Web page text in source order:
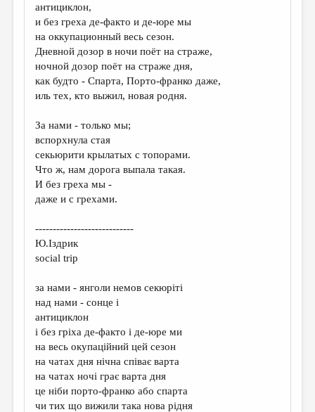
ОТДЕЛЫ И РУБРИКИ
ИЗБРАННОЕ
ДАЙДЖЕСТ
ПРОИЗВЕДЕНИЯ
ПЕРЕВОДЫ
КОНКУРСЫ
ДЕТСКАЯ КОМНАТА
КНИЖНАЯ ПОЛКА
ОБЗОР ЛИТЕРАТУРЫ
СТРАНИЦЫ ПАМЯТИ
ОБЪЯВЛЕНИЯ
РЕДКОЛЛЕГИЯ
ОТ РЕДАКЦИИ
МАЛАЯ ПРОЗА
ЭССЕИСТИКА
ЛИТЕРАТУРОВЕДЕНИЕ
антициклон,
и без греха де-факто и де-юре мы
на оккупационный весь сезон.
Дневной дозор в ночи поёт на страже,
ночной дозор поёт на страже дня,
как будто - Спарта, Порто-франко даже,
иль тех, кто выжил, новая родня.
За нами - только мы;
вспорхнула стая
секьюрити крылатых с топорами.
Что ж, нам дорога выпала такая.
И без греха мы -
даже и с грехами.
----------------------------
Ю.Iздрик
social trip
за нами - янголи немов секюріті
над нами - сонце і
антициклон
і без гріха де-факто і де-юре ми
на весь окупаційний цей сезон
на чатах дня нічна співає варта
на чатах ночі грає варта дня
це ніби порто-франко або спарта
чи тих що вижили така нова рідня